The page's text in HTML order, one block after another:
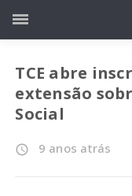
TCE abre
extensão
Social
access_time 9 anos atrás